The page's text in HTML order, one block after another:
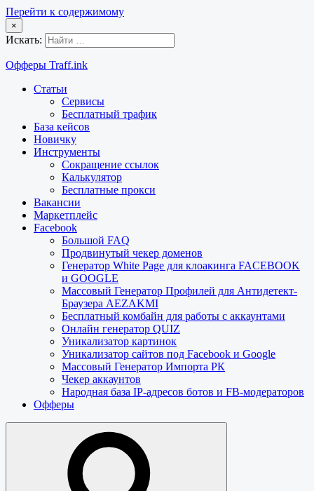
Перейти к содержимому
×
Искать:
Офферы Traff.ink
Статьи
Сервисы
Бесплатный трафик
База кейсов
Новичку
Инструменты
Сокращение ссылок
Калькулятор
Бесплатные прокси
Вакансии
Маркетплейс
Facebook
Большой FAQ
Продвинутый чекер доменов
Генератор White Page для клоакинга FACEBOOK
и GOOGLE
Массовый Генератор Профилей для Антидетект-
Браузера AEZAKMI
Бесплатный комбайн для работы с аккаунтами
Онлайн генератор QUIZ
Уникализатор картинок
Уникализатор сайтов под Facebook и Google
Массовый Генератор Импорта РК
Чекер аккаунтов
Народная база IP-адресов ботов и FB-модераторов
Офферы